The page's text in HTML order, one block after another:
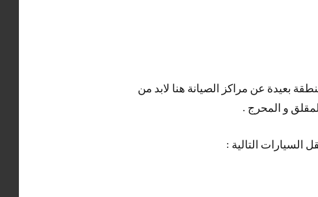
بعيدة عن مراكز الصيانة هنا لابد من
و المحرج .
التالية :